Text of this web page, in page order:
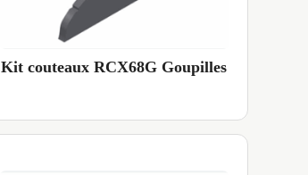
Kit couteaux RCX68G Goupilles